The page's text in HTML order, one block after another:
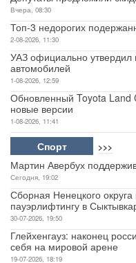
Вчера, 08:30
Топ-3 недорогих
2-08-2026, 11:30
УАЗ официально утвердил
автомобилей
1-08-2026, 12:59
Обновленный Toyota Land
новые версии
1-08-2026, 11:41
Спорт >>>
Мартин Авербух
Сегодня, 19:02
Сборная Ненецкого
пауэрлифтингу в
30-07-2026, 19:50
Глейхенгауз: наконец
себя на мировой арене
19-07-2026, 18:19